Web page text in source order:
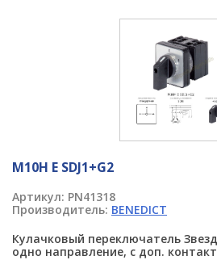
M10H E SDJ1+G2
Артикул: PN41318
Производитель: BENEDICT
Кулачковый переключатель
одно направление, с доп.